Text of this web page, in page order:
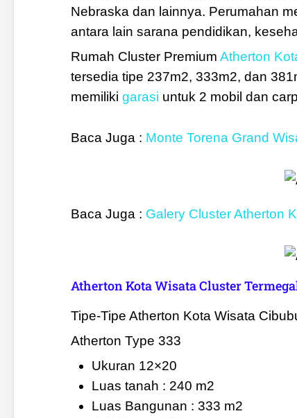
Nebraska dan lainnya. Perumahan
antara lain sarana pendidikan,
Rumah Cluster Premium Atherton
tersedia tipe 237m2, 333m2, dan
memiliki garasi untuk 2 mobil dan
Baca Juga : Monte Torena Grand
Baca Juga : Galery Cluster Atherton
Atherton Kota Wisata Cluster
Tipe-Tipe Atherton Kota Wisata
Atherton Type 333
Ukuran 12×20
Luas tanah : 240 m2
Luas Bangunan : 333 m2